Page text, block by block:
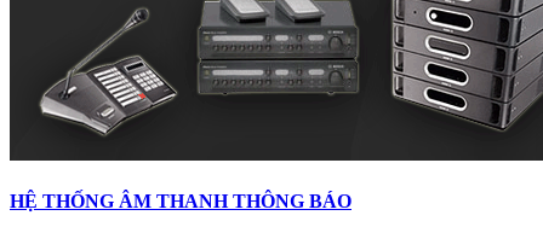
HỆ THỐNG ÂM THANH THÔNG BÁO